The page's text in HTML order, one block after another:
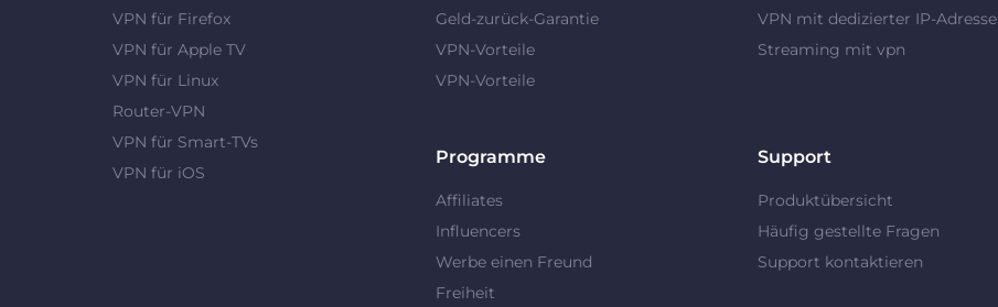
VPN für Firefox
VPN für Apple TV
VPN für Linux
Router-VPN
VPN für Smart-TVs
VPN für iOS
Geld-zurück-Garantie
VPN-Vorteile
VPN-Vorteile
VPN mit dedizierter IP-Adresse
Streaming mit vpn
Programme
Affiliates
Influencers
Werbe einen Freund
Freiheit
Support
Produktübersicht
Häufig gestellte Fragen
Support kontaktieren